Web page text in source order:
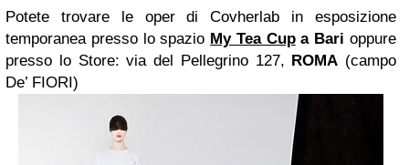
Potete trovare le oper di Covherlab in esposizione
temporanea presso lo spazio My Tea Cupa Bari oppure
presso lo Store: via del Pellegrino 127, ROMA (campo
De’ FIORI)